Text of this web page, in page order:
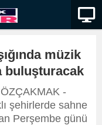
müzik
buluşturacak
-
şehirlerde sahne
Perşembe günü